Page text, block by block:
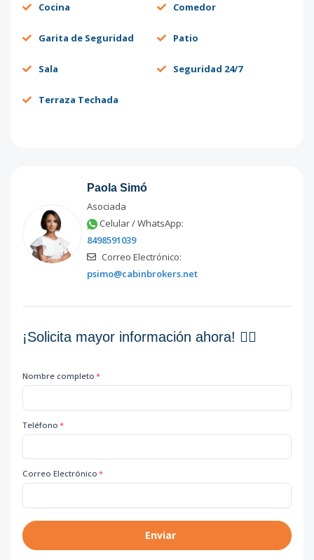
Cocina Comedor
Garita de Seguridad Patio
Sala Seguridad 24/7
Terraza Techada
Paola Simó
Asociada
Celular / WhatsApp:
8498591039
Correo Electrónico:
psimo@cabinbrokers.net
¡Solicita mayor información ahora! 👇🏽
Nombre completo *
Teléfono *
Correo Electrónico *
Enviar